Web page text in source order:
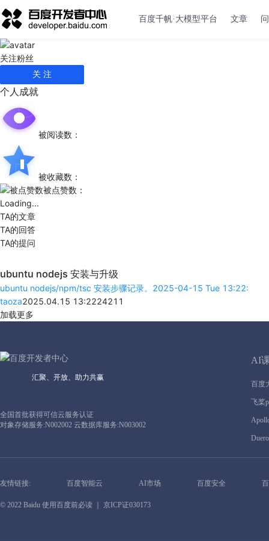
百度千帆·大模型平台 文章
关注粉丝
关 注
个人成就
被阅读数：
被收藏数：
被点赞数：
Loading...
TA的文章
TA的回答
TA的提问
ubuntu nodejs 安装与升级
ubuntu nodejs/npm/tsc 安装步骤记录。2025-04-15 Tue 13:22:
taoza2025.04.15 13:222421 1
加载更多
汇聚、开放、助力共赢
全国首批获得可信云服务认证
对象存储服务:N002002 云数据库服务:N003002
AI
百度
飞桨
友情链接: 百度智能云 AI市场 百度安全
© 2022 Baidu 使用百度前必读 ｜ 京ICP证030173